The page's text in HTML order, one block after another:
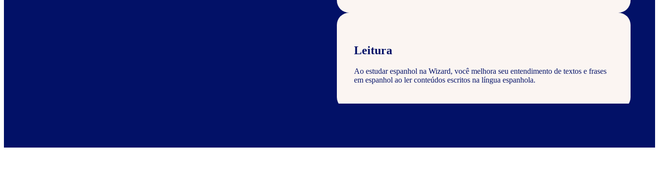
Leitura
Ao estudar espanhol na Wizard, você melhora seu entendimento de textos e frases
em espanhol ao ler conteúdos escritos na língua espanhola.
Escrita